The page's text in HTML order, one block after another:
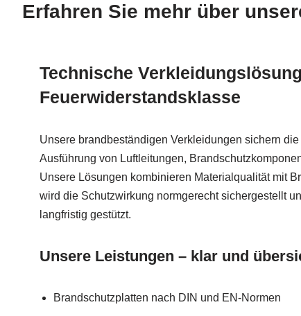
Erfahren Sie mehr über
Technische
Feuerwiderstandsklasse
Unsere brandbeständigen Verkleidungen sichern
Ausführung von Luftleitungen,
Unsere Lösungen kombinieren Materialqualität mit
wird die Schutzwirkung normgerecht sichergestellt
langfristig gestützt.
Unsere Leistungen – klar und
Brandschutzplatten nach DIN und EN-Normen